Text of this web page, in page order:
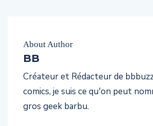
About Author
BB
Créateur et Rédacteur de
comics, je suis ce qu'on peut
gros geek barbu.